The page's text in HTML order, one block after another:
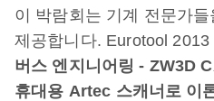
이 박람회는 기계 전문가
제공합니다. Eurotool
버스 엔지니어링 - ZW3D
휴대용 Artec 스캐너로 이